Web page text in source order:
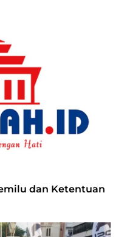
dan Ketentuan